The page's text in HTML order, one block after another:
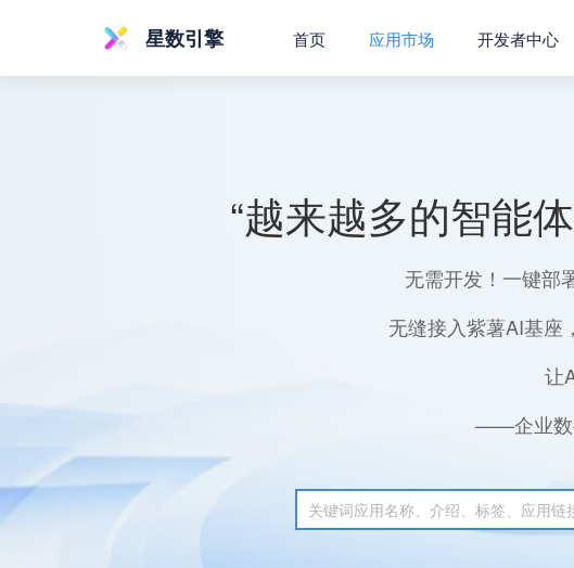
星数引擎 首页 应用市场 开发者中心
“越来越多的智能
无需开发！一键部
无缝接入紫薯AI基座
让
——企业数